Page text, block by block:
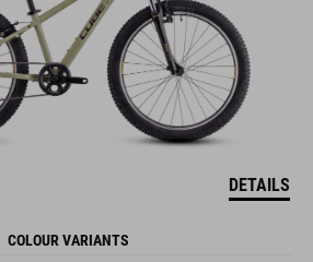
DETAILS
COLOUR VARIANTS